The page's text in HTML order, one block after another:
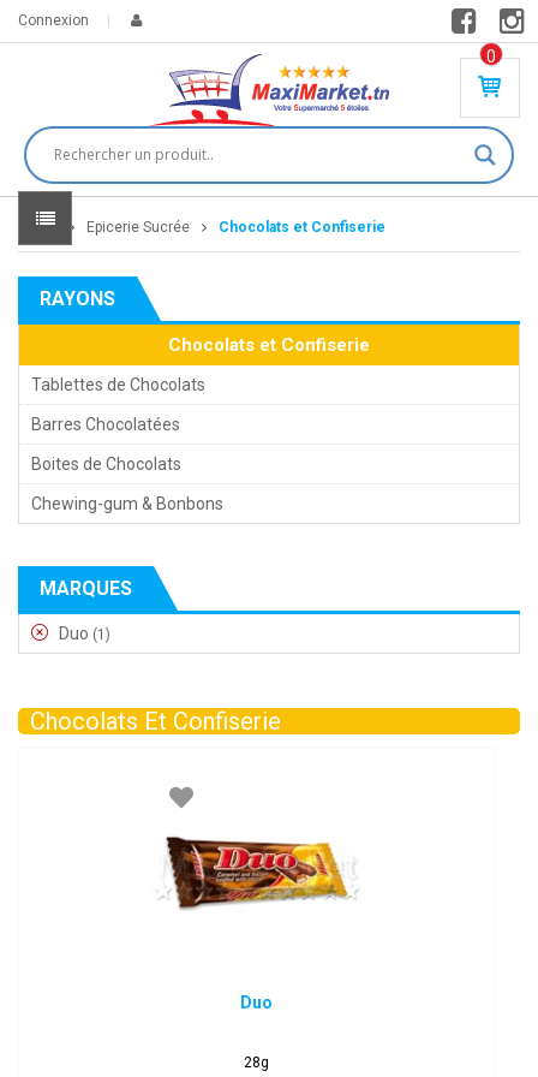
Connexion
0
PR
DU
IT(
S)
DT
Home Epicerie Sucrée Chocolats et Confiserie
RAYONS
Chocolats et Confiserie
Tablettes de Chocolats
Barres Chocolatées
Boites de Chocolats
Chewing-gum & Bonbons
MARQUES
Duo (1)
Chocolats Et Confiserie
Duo
28g